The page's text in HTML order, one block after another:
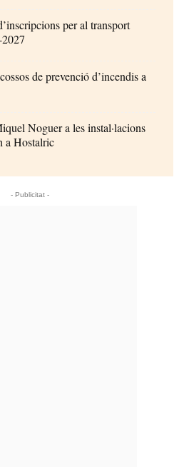
per al transport
de prevenció d’incendis a
Noguer a les instal·lacions
a Hostalric
- Publicitat -